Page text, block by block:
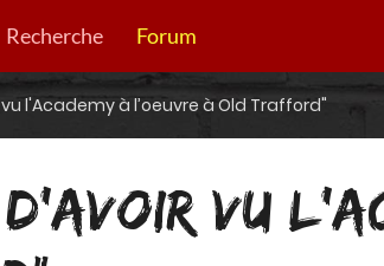
Recherche Forum
l'Academy à l’oeuvre à Old Trafford"
VU